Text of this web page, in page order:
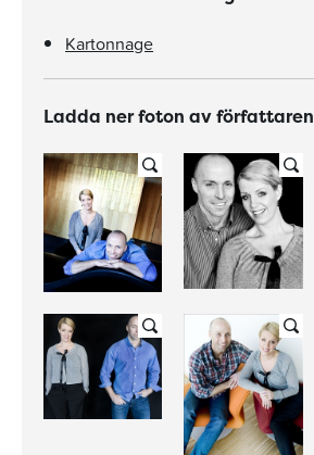
Kartonnage
Ladda ner foton av författaren